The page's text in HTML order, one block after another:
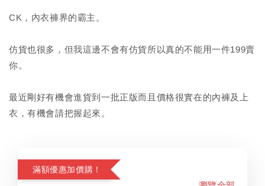
CK，內衣褲界的霸主。
仿貨也很多，但我這邊不會有仿貨所以真的不能用一件199賣
你。
最近剛好有機會進貨到一批正版而且價格很實在的內褲及上
衣，有機會請把握起來。
滿額優惠加價購！